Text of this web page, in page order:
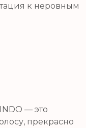
к неровным
— это
прекрасно